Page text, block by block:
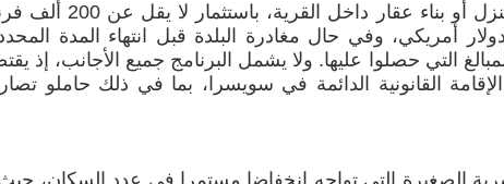
كما يتوجب على المشاركين شراء منزل أو بناء عقار داخل القرية،
أي ما يقارب 240 ألف دولار أمريكي، وفي حال مغادرة البلدة قبل انتهاء المدة
التي حصلوا عليها. ولا يشمل البرنامج جميع الأجانب، إذ
القانونية الدائمة في سويسرا، بما في ذلك حاملو
الصغيرة التي تواجه انخفاضا مستمرا في عدد السكان، حيث